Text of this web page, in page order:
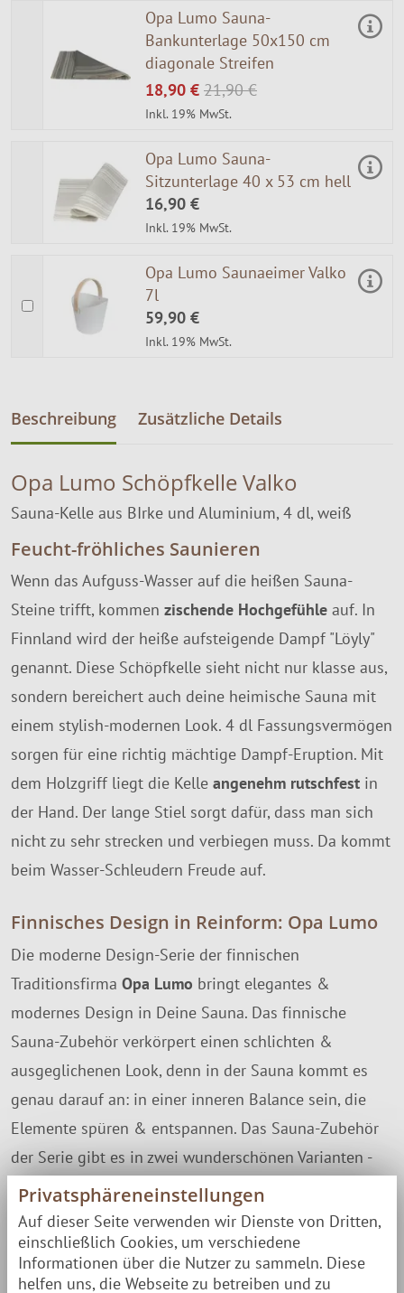
Opa Lumo Sauna-
Bankunterlage 50x150 cm
diagonale Streifen
18,90 € 21,90 €
Inkl. 19% MwSt.
Opa Lumo Sauna-
Sitzunterlage 40 x 53 cm hell
16,90 €
Inkl. 19% MwSt.
Opa Lumo Saunaeimer Valko
7l
59,90 €
Inkl. 19% MwSt.
Beschreibung Zusätzliche Details
Opa Lumo Schöpfkelle Valko
Sauna-Kelle aus BIrke und Aluminium, 4 dl, weiß
Feucht-fröhliches Saunieren
Wenn das Aufguss-Wasser auf die heißen Sauna-
Steine trifft, kommen zischende Hochgefühle auf. In
Finnland wird der heiße aufsteigende Dampf "Löyly"
genannt. Diese Schöpfkelle sieht nicht nur klasse aus,
sondern bereichert auch deine heimische Sauna mit
einem stylish-modernen Look. 4 dl Fassungsvermögen
sorgen für eine richtig mächtige Dampf-Eruption. Mit
dem Holzgriff liegt die Kelle angenehm rutschfest in
der Hand. Der lange Stiel sorgt dafür, dass man sich
nicht zu sehr strecken und verbiegen muss. Da kommt
beim Wasser-Schleudern Freude auf.
Finnisches Design in Reinform: Opa Lumo
Die moderne Design-Serie der finnischen
Traditionsfirma Opa Lumo bringt elegantes &
modernes Design in Deine Sauna. Das finnische
Sauna-Zubehör verkörpert einen schlichten &
ausgeglichenen Look, denn in der Sauna kommt es
genau darauf an: in einer inneren Balance sein, die
Elemente spüren & entspannen. Das Sauna-Zubehör
der Serie gibt es in zwei wunderschönen Varianten -
Schwarz & Weiß (Musta & Valko), die sich wunderbar
ergänzen.
Zu dieser Schöpfkelle gibt es einen passenden weißen
Privatsphäreneinstellungen
Auf dieser Seite verwenden wir Dienste von Dritten,
einschließlich Cookies, um verschiedene
Informationen über die Nutzer zu sammeln. Diese
helfen uns, die Webseite zu betreiben und zu